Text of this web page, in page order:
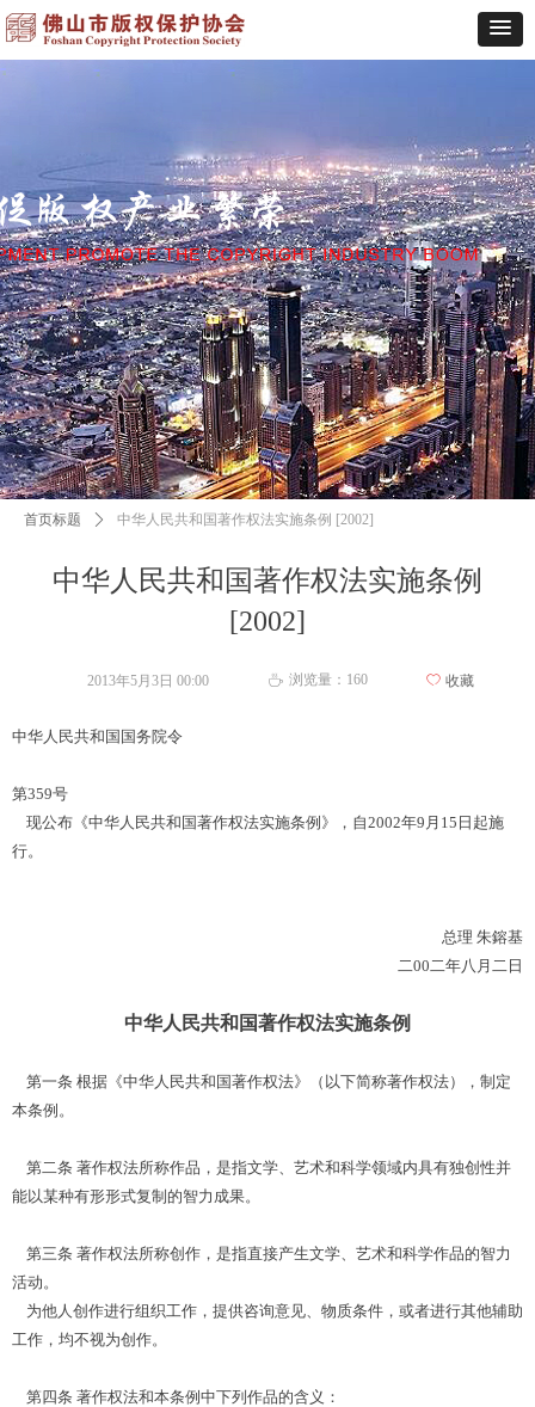
中华人民共和国著作权法实施条例
[2002]
首页标题 ꄲ 中华人民共和国著作权法实施条例 [2002]
中华人民共和国国务院令
第359号
现公布《中华人民共和国著作权法实施条例》，自2002年9月15日起施
行。
总理 朱鎔基
二00二年八月二日
中华人民共和国著作权法实施条例
第一条 根据《中华人民共和国著作权法》（以下简称著作权法），制定
本条例。
第二条 著作权法所称作品，是指文学、艺术和科学领域内具有独创性并
能以某种有形形式复制的智力成果。
第三条 著作权法所称创作，是指直接产生文学、艺术和科学作品的智力
活动。
为他人创作进行组织工作，提供咨询意见、物质条件，或者进行其他辅助
工作，均不视为创作。
第四条 著作权法和本条例中下列作品的含义：
2013年5月3日 00:00 ꄘ 浏览量： 160 ꄀ 收藏